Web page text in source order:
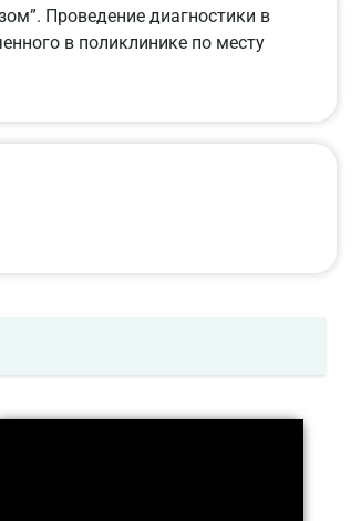
Проведение диагностики в
в поликлинике по месту